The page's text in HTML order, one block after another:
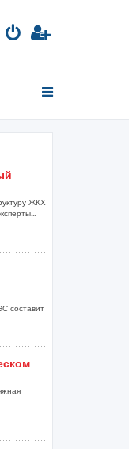
поиск
ЖКХ
составит